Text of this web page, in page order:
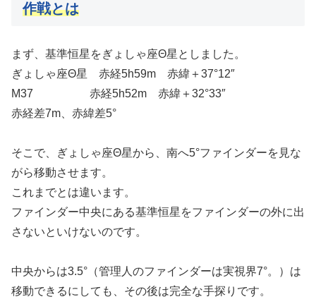
作戦とは
まず、基準恒星をぎょしゃ座Θ星としました。
ぎょしゃ座Θ星 赤経5h59m 赤緯＋37°12″
M37 赤経5h52m 赤緯＋32°33″
赤経差7m、赤緯差5°
そこで、ぎょしゃ座Θ星から、南へ5°ファインダーを見な
がら移動させます。
これまでとは違います。
ファインダー中央にある基準恒星をファインダーの外に出
さないといけないのです。
中央からは3.5°（管理人のファインダーは実視界7°。）は
移動できるにしても、その後は完全な手探りです。